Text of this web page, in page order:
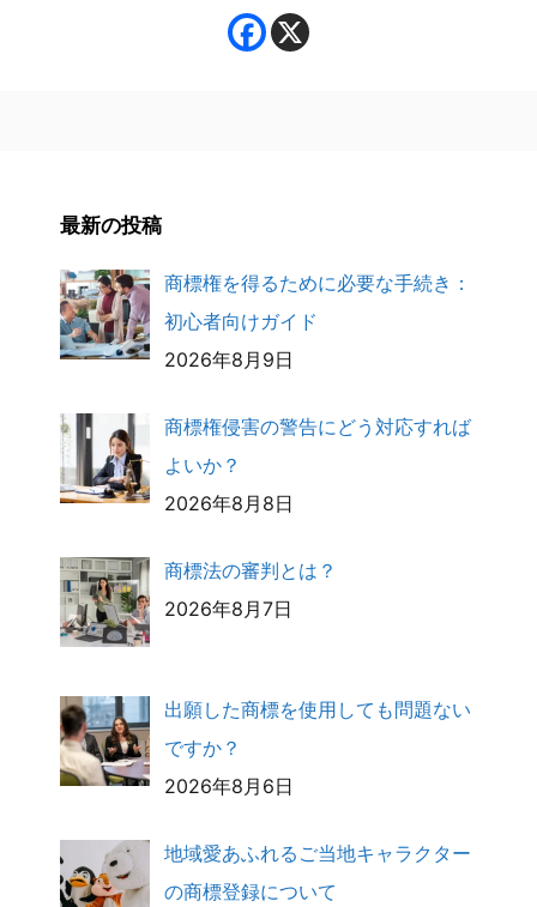
最新の投稿
商標権を得るために必要な手続き：
初心者向けガイド
2026年8月9日
商標権侵害の警告にどう対応すれば
よいか？
2026年8月8日
商標法の審判とは？
2026年8月7日
出願した商標を使用しても問題ない
ですか？
2026年8月6日
地域愛あふれるご当地キャラクター
の商標登録について